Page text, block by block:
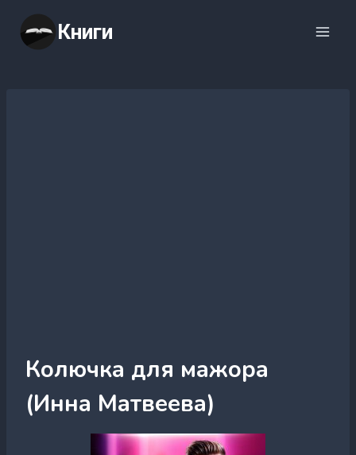
содержимому
Книги
Колючка для мажора
(Инна Матвеева)